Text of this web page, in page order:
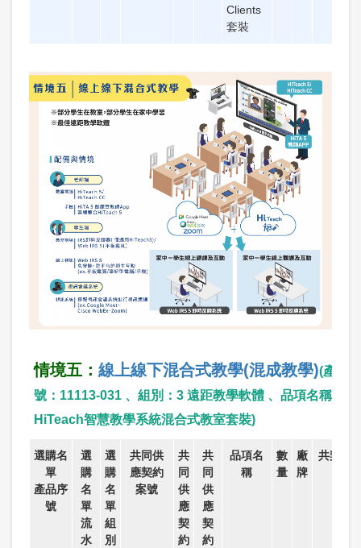
Clients
套裝
情境五： 線上線下混合式教學(混成教學)(產品序
號：11113-031 、組別：3 遠距教學軟體 、品項名稱：
HiTeach智慧教學系統混合式教室套裝)
選購名
單
產品序
號
選
購
名
單
流
水
選
購
名
單
組
別
共同供
應契約
案號
共
同
供
應
契
約
共
同
供
應
契
約
品項名
稱
數
量
廠
牌
共契價/